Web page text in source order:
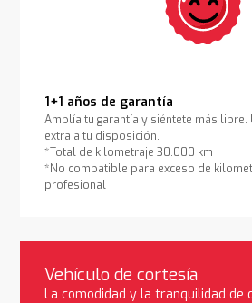
1+1 años de garantía
Amplía tu garantía y siéntete más libre.
extra a tu disposición.
*Total de kilometraje 30.000 km
*No compatible para exceso de
profesional
Vehículo de cortesía
La comodidad y la tranquilidad de